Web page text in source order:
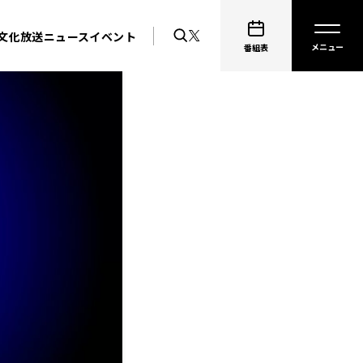
化放送ニュースイベント
番組表